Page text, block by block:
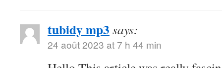
tubidy mp3 says:
24 août 2023 at 7 h 44 min